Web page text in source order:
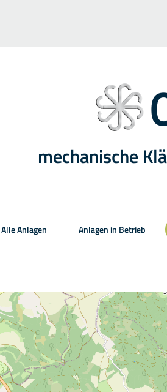
mechanische
Alle Anlagen Anlagen in Betrieb